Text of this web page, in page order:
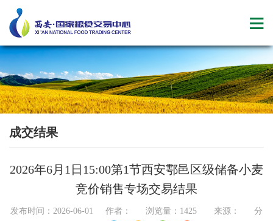
成交结果
2026年6月1日15:00第1节西安鄠邑区级储备小麦
竞价销售专场交易结果
发布时间：2026-06-01 作者： 浏览量：1425 来源： 分